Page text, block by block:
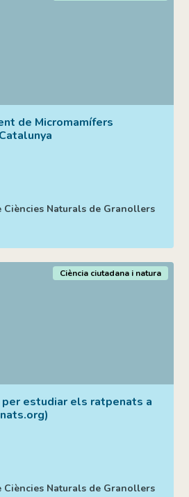
de Micromamífers
Ciències Naturals de Granollers
per estudiar els ratpenats a
Ciència ciutadana i natura
Ciències Naturals de Granollers